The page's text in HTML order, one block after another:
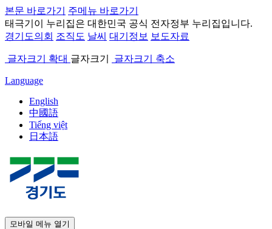
본문 바로가기
주메뉴 바로가기
태극기 이 누리집은 대한민국 공식 전자정부 누리집입니다.
경기도의회 조직도 날씨 대기정보 보도자료
글자크기 확대 글자크기 글자크기 축소
Language
English
中國語
Tiếng việt
日本語
모바일 메뉴 열기